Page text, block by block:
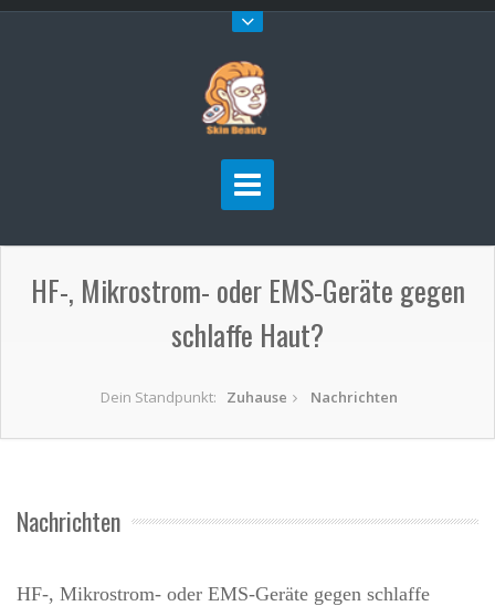
HF-, Mikrostrom- oder EMS-Geräte gegen
schlaffe Haut?
Dein Standpunkt: Zuhause Nachrichten
Nachrichten
HF-, Mikrostrom- oder EMS-Geräte gegen schlaffe